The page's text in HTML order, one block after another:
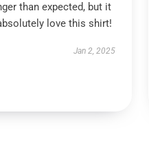
than expected, but it
love this shirt!
Jan 2, 2025